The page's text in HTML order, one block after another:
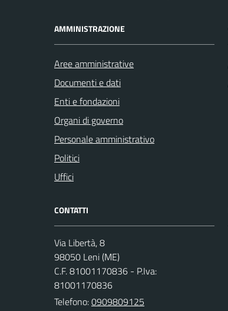
AMMINISTRAZIONE
Aree amministrative
Documenti e dati
Enti e fondazioni
Organi di governo
Personale amministrativo
Politici
Uffici
CONTATTI
Via Libertà, 8
98050 Leni (ME)
C.F. 81001170836 - P.Iva:
81001170836
Telefono:0909809125